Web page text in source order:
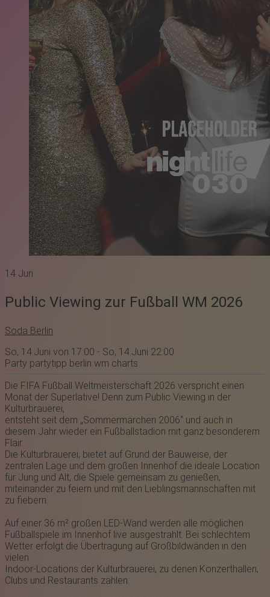
14 Jun
Public Viewing zur Fußball WM 2026
Soda Berlin
So, 14.Juni von 17:00 - So, 14.Juni 22:00
Party partytipp berlin wm charts
Die FIFA Fußball Weltmeisterschaft 2026 verspricht einen
Monat der Superlative! Denn zum Public Viewing in der
Kulturbrauerei,
entsteht seit dem „Sommermärchen 2006“ und auch in
diesem Jahr wieder ein Fußballstadion mit ganz besonderem
Flair.
Die Kulturbrauerei, bietet auf Grund der Bauweise, der
zentralen Lage und dem großen Innenhof die ideale Location
für Jung und Alt, die Spiele gemeinsam zu genießen,
miteinander zu feiern und mit den Lieblingsmannschaften mit
zu fiebern.
Auf einer 36 m² großen LED-Wand werden alle möglichen
Fußballspiele im Innenhof live ausgestrahlt. Bei schlechtem
Wetter erfolgt die Übertragung auf Großbildwänden in den
vielen
Indoor-Locations der Kulturbrauerei, zu denen Konzerthallen,
Clubs und Restaurants zählen.